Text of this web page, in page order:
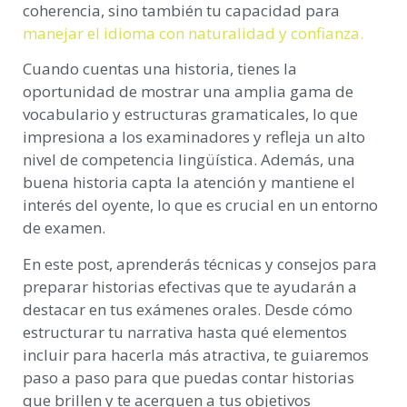
coherencia, sino también tu capacidad para
manejar el idioma con naturalidad y confianza.
Cuando cuentas una historia, tienes la
oportunidad de mostrar una amplia gama de
vocabulario y estructuras gramaticales, lo que
impresiona a los examinadores y refleja un alto
nivel de competencia lingüística. Además, una
buena historia capta la atención y mantiene el
interés del oyente, lo que es crucial en un entorno
de examen.
En este post, aprenderás técnicas y consejos para
preparar historias efectivas que te ayudarán a
destacar en tus exámenes orales. Desde cómo
estructurar tu narrativa hasta qué elementos
incluir para hacerla más atractiva, te guiaremos
paso a paso para que puedas contar historias
que brillen y te acerquen a tus objetivos